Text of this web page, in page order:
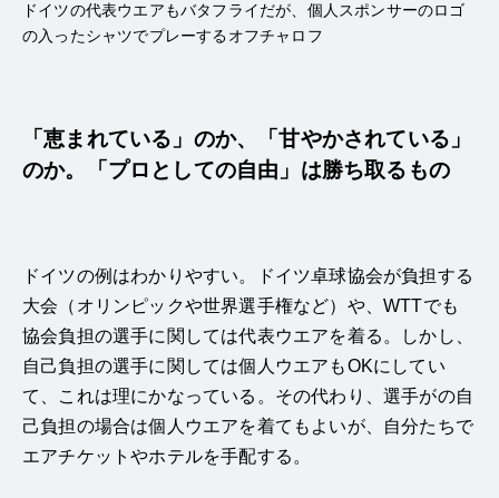
ドイツの代表ウエアもバタフライだが、個人スポンサーのロゴ
の入ったシャツでプレーするオフチャロフ
「恵まれている」のか、「甘やかされている」
のか。
「プロとしての自由」は勝ち取るもの
ドイツの例はわかりやすい。ドイツ卓球協会が負担する
大会（オリンピックや世界選手権など）や、WTTでも
協会負担の選手に関しては代表ウエアを着る。しかし、
自己負担の選手に関しては個人ウエアもOKにしてい
て、これは理にかなっている。その代わり、選手がの自
己負担の場合は個人ウエアを着てもよいが、自分たちで
エアチケットやホテルを手配する。